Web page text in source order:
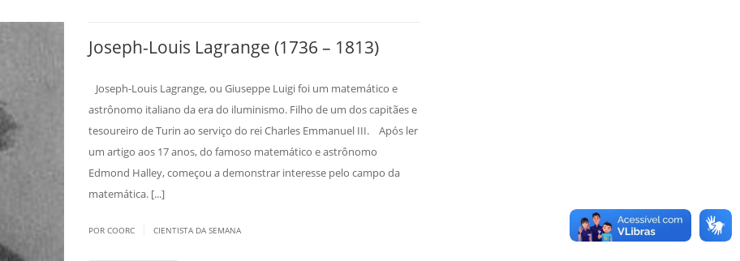
Joseph-Louis Lagrange (1736 – 1813)
Joseph-Louis Lagrange, ou Giuseppe Luigi foi um matemático e
astrônomo italiano da era do iluminismo. Filho de um dos capitães e
tesoureiro de Turin ao serviço do rei Charles Emmanuel III. Após ler
um artigo aos 17 anos, do famoso matemático e astrônomo
Edmond Halley, começou a demonstrar interesse pelo campo da
matemática. [...]
POR COORC CIENTISTA DA SEMANA